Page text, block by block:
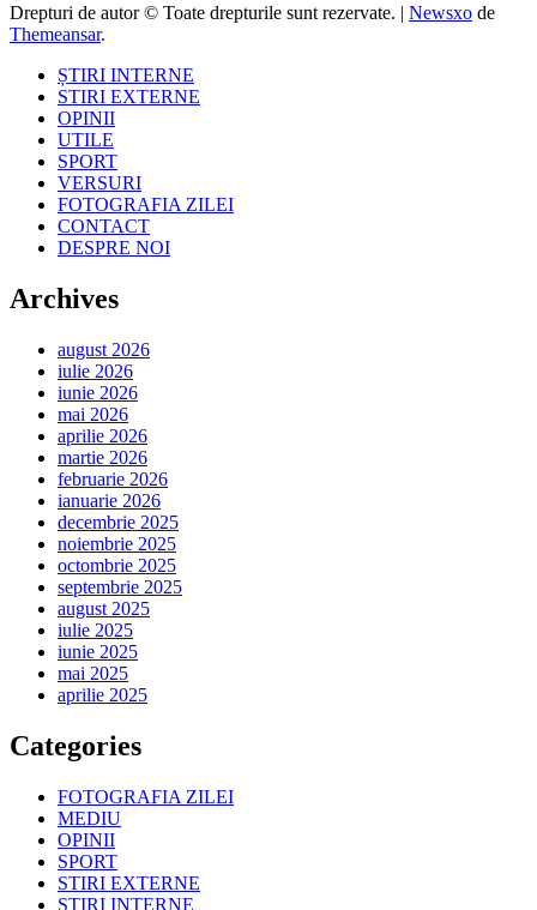
Drepturi de autor © Toate drepturile sunt rezervate. | Newsxo de
Themeansar.
ȘTIRI INTERNE
STIRI EXTERNE
OPINII
UTILE
SPORT
VERSURI
FOTOGRAFIA ZILEI
CONTACT
DESPRE NOI
Archives
august 2026
iulie 2026
iunie 2026
mai 2026
aprilie 2026
martie 2026
februarie 2026
ianuarie 2026
decembrie 2025
noiembrie 2025
octombrie 2025
septembrie 2025
august 2025
iulie 2025
iunie 2025
mai 2025
aprilie 2025
Categories
FOTOGRAFIA ZILEI
MEDIU
OPINII
SPORT
STIRI EXTERNE
ȘTIRI INTERNE